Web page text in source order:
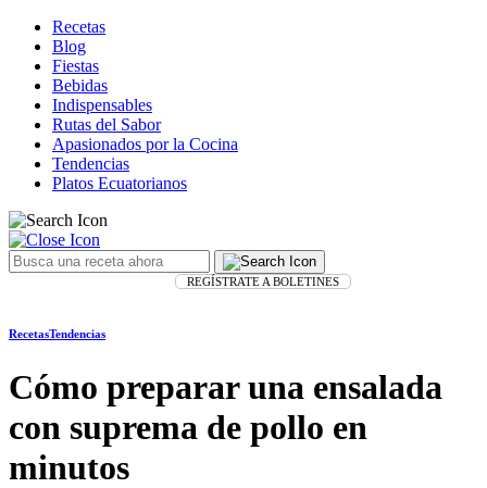
Recetas
Blog
Fiestas
Bebidas
Indispensables
Rutas del Sabor
Apasionados por la Cocina
Tendencias
Platos Ecuatorianos
REGÍSTRATE A BOLETINES
RecetasTendencias
Cómo preparar una ensalada
con suprema de pollo en
minutos